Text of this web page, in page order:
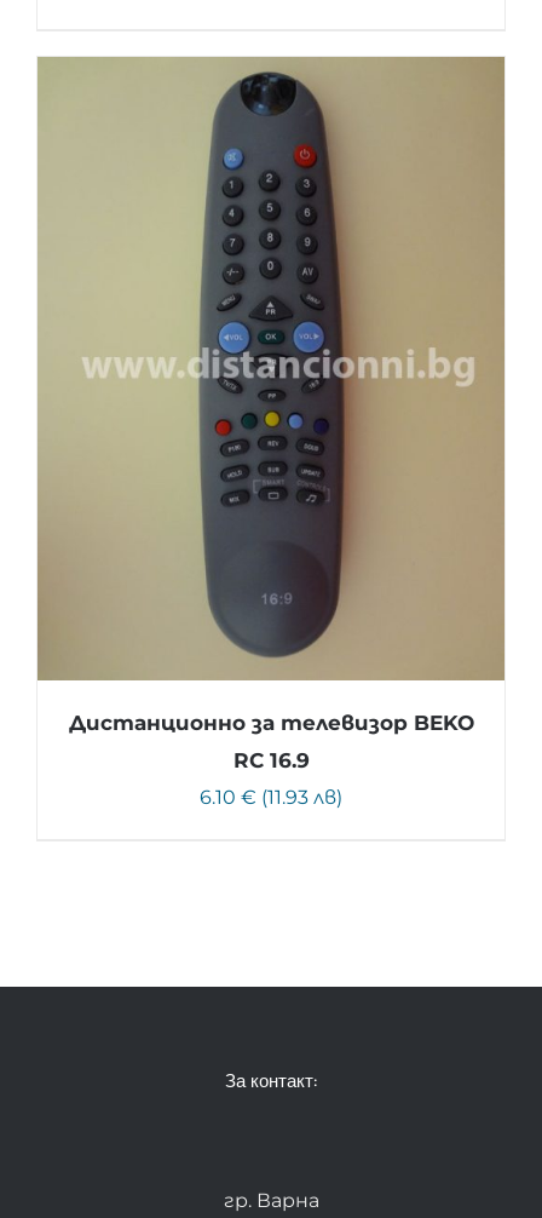
Дистанционно за телевизор BEKO
RC 16.9
6.10 € (11.93 лв)
За контакт:
гр. Варна